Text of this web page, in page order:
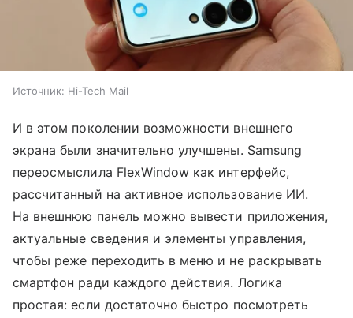
Источник: Hi-Tech Mail
И в этом поколении возможности внешнего
экрана были значительно улучшены. Samsung
переосмыслила FlexWindow как интерфейс,
рассчитанный на активное использование ИИ.
На внешнюю панель можно вывести приложения,
актуальные сведения и элементы управления,
чтобы реже переходить в меню и не раскрывать
смартфон ради каждого действия. Логика
простая: если достаточно быстро посмотреть